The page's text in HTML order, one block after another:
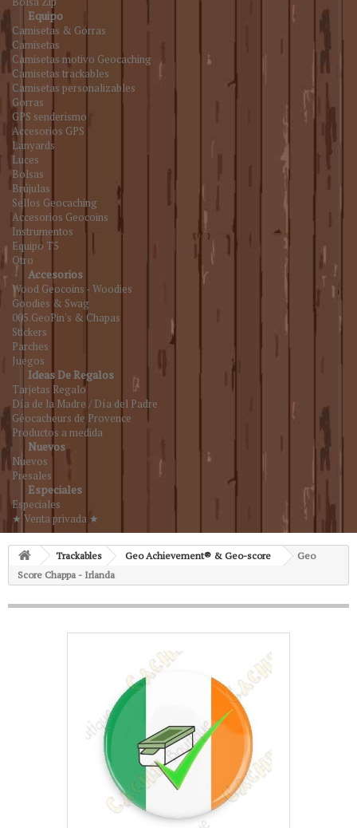
Equipo
Camisetas & Gorras
Camisetas
Camisetas motivo Geocaching
Camisetas trackables
Camisetas personalizables
Gorras
GPS senderismo
Accesorios GPS
Lanyards
Luces
Bolsas
Brújulas
Sellos Geocaching
Accesorios Geocoins
Instrumentos
Equipo T5
Otro
Accesorios
Wood Geocoins - Woodies
Goodies & Swag
005.GeoPin's & Chapas
Stickers
Parches
Juegos
Ideas De Regalos
Tarjetas Regalo
Día de la Madre / Día del Padre
Géocacheurs de Provence
Productos a medida
Nuevos
Nuevos
Presales
Especiales
Especiales
★ Venta privada ★
Trackables Geo Achievement® & Geo-score
Geo
Score Chappa - Irlanda